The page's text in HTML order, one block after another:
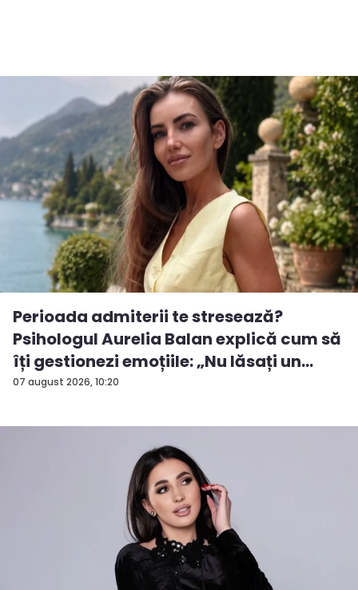
07 august 2026, 10:20
Perioada admiterii te stresează?
Psihologul Aurelia Balan explică cum să
îți gestionezi emoțiile: „Nu lăsați un
rezu...